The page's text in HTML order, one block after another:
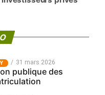
31 mars 2026
publique des